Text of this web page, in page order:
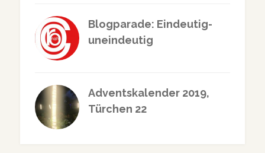
Blogparade: Eindeutig-
uneindeutig
Adventskalender 2019,
Türchen 22